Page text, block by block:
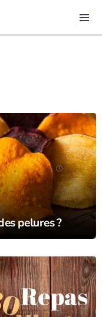
pelures ?
01/02/17
05/07/16